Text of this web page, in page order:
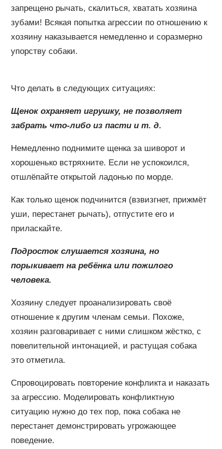
запрещено рычать, скалиться, хватать хозяина
зубами! Всякая попытка агрессии по отношению к
хозяину наказывается немедленно и соразмерно
упорству собаки.
Что делать в следующих ситуациях:
Щенок охраняет игрушку, не позволяет
забрать что-либо из пасти и т. д.
Немедленно поднимите щенка за шиворот и
хорошенько встряхните. Если не успокоился,
отшлёпайте открытой ладонью по морде.
Как только щенок подчинится (взвизгнет, прижмёт
уши, перестанет рычать), отпустите его и
приласкайте.
Подросток слушается хозяина, но
порыкивает на ребёнка или пожилого
человека.
Хозяину следует проанализировать своё
отношение к другим членам семьи. Похоже,
хозяин разговаривает с ними слишком жёстко, с
повелительной интонацией, и растущая собака
это отметила.
Спровоцировать повторение конфликта и наказать
за агрессию. Моделировать конфликтную
ситуацию нужно до тех пор, пока собака не
перестанет демонстрировать угрожающее
поведение.